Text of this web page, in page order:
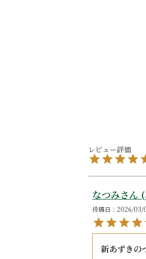
なつみ
投稿日
2026/03/
新あずきの